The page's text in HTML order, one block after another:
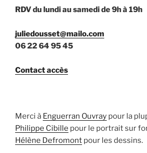
RDVdu lundi au samedi de 9h à 19h
juliedousset@mailo.com
06 22 64 95 45
Contact accès
Merci à Enguerran Ouvray pour la
Philippe Cibille pour le portrait sur
Hélène Defromont pour les dessins.